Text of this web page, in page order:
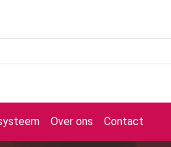
Over ons Contact